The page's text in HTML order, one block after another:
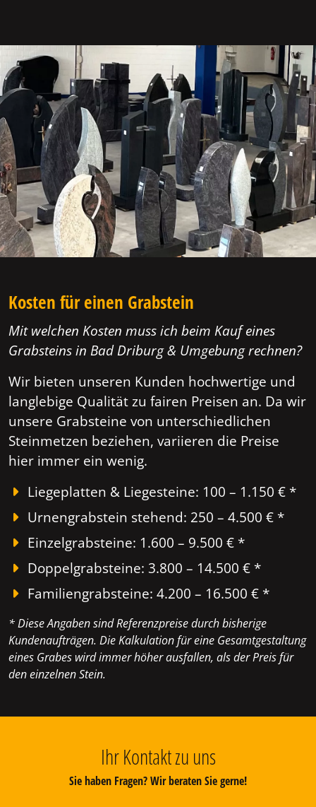
Kosten für einen Grabstein
Mit welchen Kosten muss ich beim Kauf eines
Grabsteins in Bad Driburg & Umgebung rechnen?
Wir bieten unseren Kunden hochwertige und
langlebige Qualität zu fairen Preisen an. Da wir
unsere Grabsteine von unterschiedlichen
Steinmetzen beziehen, variieren die Preise
hier immer ein wenig.
Liegeplatten & Liegesteine: 100 – 1.150 € *
Urnengrabstein stehend: 250 – 4.500 € *
Einzelgrabsteine: 1.600 – 9.500 € *
Doppelgrabsteine: 3.800 – 14.500 € *
Familiengrabsteine: 4.200 – 16.500 € *
* Diese Angaben sind Referenzpreise durch bisherige
Kundenaufträgen. Die Kalkulation für eine Gesamtgestaltung
eines Grabes wird immer höher ausfallen, als der Preis für
den einzelnen Stein.
Ihr Kontakt zu uns
Sie haben Fragen? Wir beraten Sie gerne!